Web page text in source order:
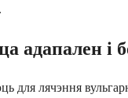
і
для лячэння